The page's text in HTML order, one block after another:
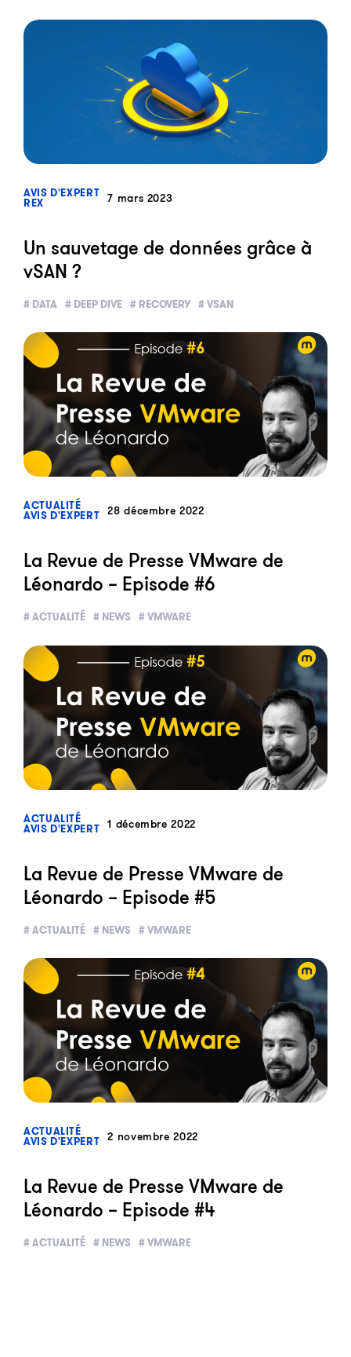
AVIS D'EXPERT
REX 7 mars 2023
Un sauvetage de données grâce à
vSAN ?
# DATA # DEEP DIVE # RECOVERY # VSAN
ACTUALITÉ
AVIS D'EXPERT 28 décembre 2022
La Revue de Presse VMware de
Léonardo – Episode #6
# ACTUALITÉ # NEWS # VMWARE
ACTUALITÉ
AVIS D'EXPERT 1 décembre 2022
La Revue de Presse VMware de
Léonardo – Episode #5
# ACTUALITÉ # NEWS # VMWARE
ACTUALITÉ
AVIS D'EXPERT 2 novembre 2022
La Revue de Presse VMware de
Léonardo – Episode #4
# ACTUALITÉ # NEWS # VMWARE